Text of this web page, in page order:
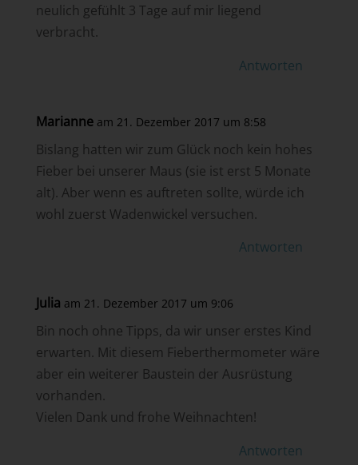
neulich gefühlt 3 Tage auf mir liegend
verbracht.
Antworten
Marianne am 21. Dezember 2017 um 8:58
Bislang hatten wir zum Glück noch kein hohes
Fieber bei unserer Maus (sie ist erst 5 Monate
alt). Aber wenn es auftreten sollte, würde ich
wohl zuerst Wadenwickel versuchen.
Antworten
Julia am 21. Dezember 2017 um 9:06
Bin noch ohne Tipps, da wir unser erstes Kind
erwarten. Mit diesem Fieberthermometer wäre
aber ein weiterer Baustein der Ausrüstung
vorhanden.
Vielen Dank und frohe Weihnachten!
Antworten